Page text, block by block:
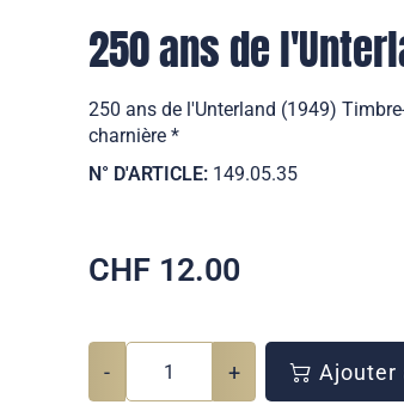
250 ans de
250 ans de l'Unterland (1949)
charnière *
N° D'ARTICLE: 149.05.35
CHF 12.00
- + Ajouter